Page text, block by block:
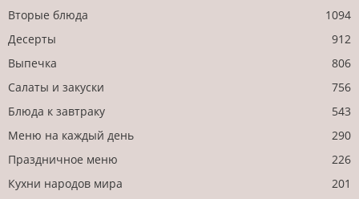
Вторые блюда
1094
Десерты
912
Выпечка
806
Салаты и закуски
756
Блюда к завтраку
543
Меню на каждый день
290
Праздничное меню
226
Кухни народов мира
201